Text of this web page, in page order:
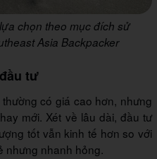
chọn theo mục đích sử
Asia Backpacker
tư
có giá cao hơn, nhưng
mới. Xét về lâu dài, đầu tư
tốt vẫn kinh tế hơn so với
nhưng nhanh hỏng.